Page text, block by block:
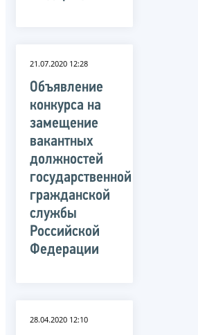
21.07.2020 12:28
Объявление
конкурса на
замещение
вакантных
должностей
государственной
гражданской
службы
Российской
Федерации
28.04.2020 12:10